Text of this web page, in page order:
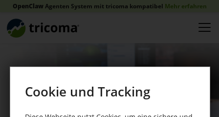
OpenClawAgenten System mit tricoma kompatibel Mehr erfahren
Cookie und Tracking